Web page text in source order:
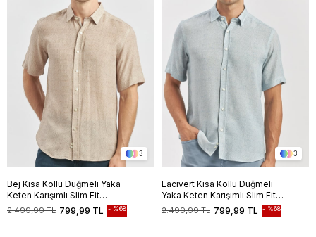
3
Bej Kısa Kollu Düğmeli Yaka
Keten Karışımlı Slim Fit
Gömlek 1004240242
799,99 TL
2.499,99 TL %68
3
Lacivert Kısa Kollu Düğmeli
Yaka Keten Karışımlı Slim Fit
Gömlek 1004240242
799,99 TL
2.499,99 TL %68